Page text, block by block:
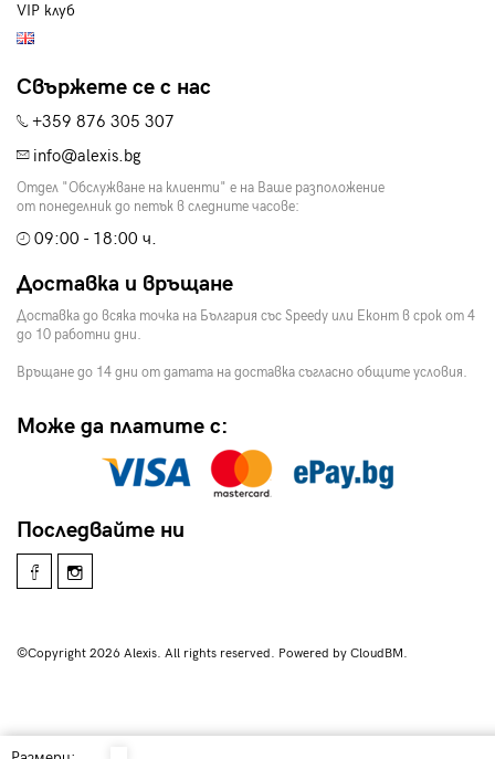
VIP клуб
Свържете се с нас
+359 876 305 307
info@alexis.bg
Отдел "Обслужване на клиенти" е на Ваше разположение
от понеделник до петък в следните часове:
09:00 - 18:00 ч.
Доставка и връщане
Доставка до всяка точка на България със Speedy или Еконт в срок от 4
до 10 работни дни.
Връщане до 14 дни от датата на доставка съгласно общите условия.
Може да платите с:
Последвайте ни
©Copyright 2026 Alexis. All rights reserved. Powered by CloudBM.